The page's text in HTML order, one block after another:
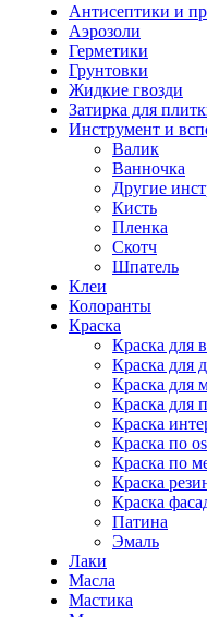
Антисептики и
Аэрозоли
Герметики
Грунтовки
Жидкие гвозди
Затирка для
Инструмент и
Валик
Ванночка
Другие
Кисть
Пленка
Скотч
Шпатель
Клеи
Колоранты
Краска
Краска для
Краска для
Краска для
Краска для
Краска
Краска по
Краска по
Краска
Краска
Патина
Эмаль
Лаки
Масла
Мастика